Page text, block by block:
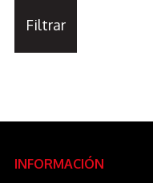
Filtrar
INFORMACIÓN